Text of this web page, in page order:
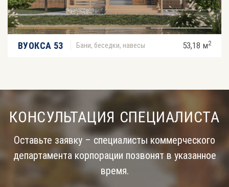
ВУОКСА 53 Бани, беседки, навесы 53,18 м2
КОНСУЛЬТАЦИЯ СПЕЦИАЛИСТА
Оставьте заявку – специалисты коммерческого
департамента корпорации позвонят в указанное
время.